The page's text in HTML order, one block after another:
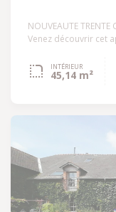
NOUVEAUTE TRENTE
Venez découvrir cet
INTÉRIEUR
45,14 m²